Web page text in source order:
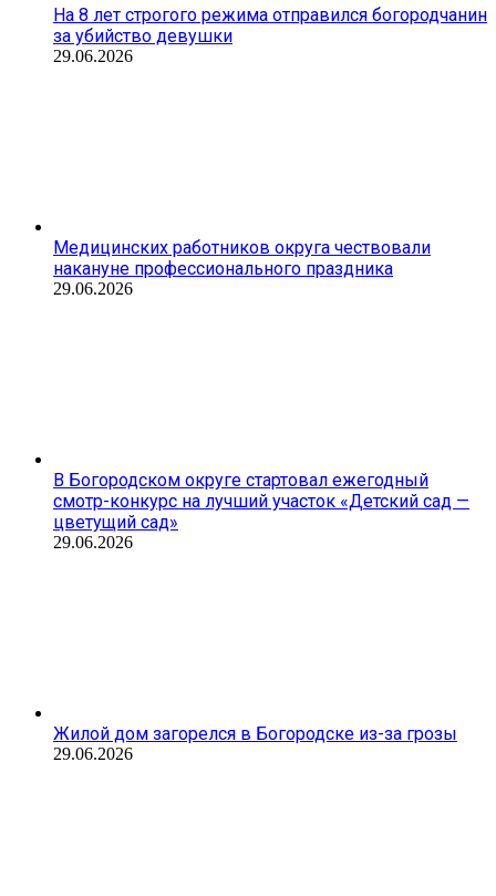
На 8 лет строгого режима отправился богородчанин
за убийство девушки
29.06.2026
Медицинских работников округа чествовали
накануне профессионального праздника
29.06.2026
В Богородском округе стартовал ежегодный
смотр-конкурс на лучший участок «Детский сад —
цветущий сад»
29.06.2026
Жилой дом загорелся в Богородске из-за грозы
29.06.2026